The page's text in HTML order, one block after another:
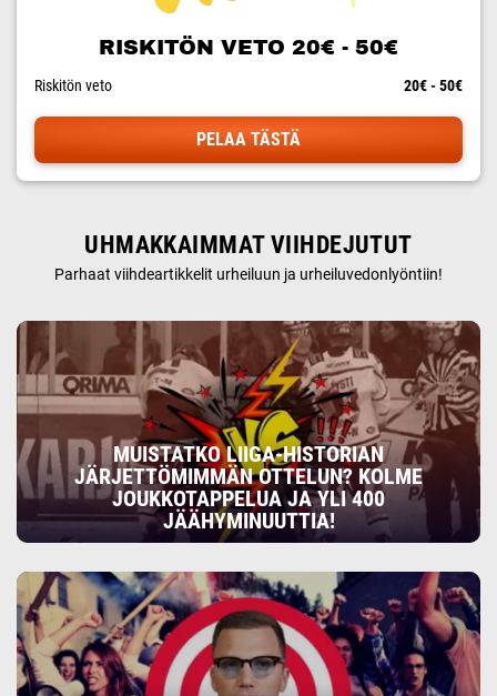
RISKITÖN VETO 20€ - 50€
Riskitön veto 20€ - 50€
PELAA TÄSTÄ
UHMAKKAIMMAT VIIHDEJUTUT
Parhaat viihdeartikkelit urheiluun ja urheiluvedonlyöntiin!
MUISTATKO LIIGA-HISTORIAN
JÄRJETTÖMIMMÄN OTTELUN? KOLME
JOUKKOTAPPELUA JA YLI 400
JÄÄHYMINUUTTIA!